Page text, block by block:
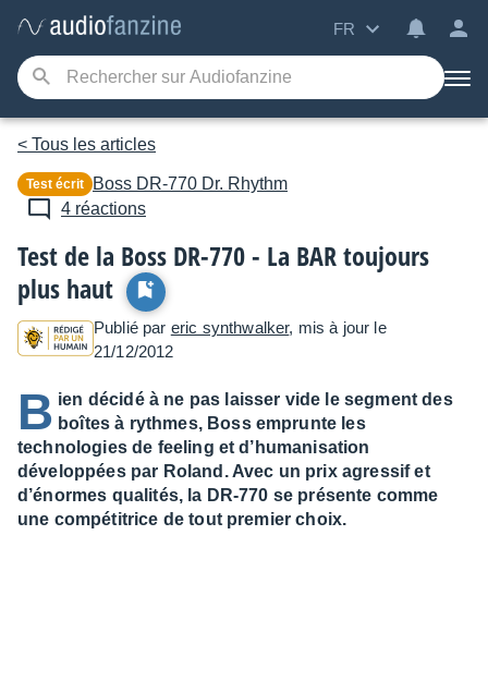
FR
< Tous les articles
Test écrit Boss DR-770 Dr. Rhythm
4 réactions
Test de la Boss DR-770 - La BAR toujours
plus haut
Publié par eric synthwalker, mis à jour le
21/12/2012
B ien décidé à ne pas laisser vide le segment des
boîtes à rythmes, Boss emprunte les
technologies de feeling et d’humanisation
développées par Roland. Avec un prix agressif et
d’énormes qualités, la DR-770 se présente comme
une compétitrice de tout premier choix.